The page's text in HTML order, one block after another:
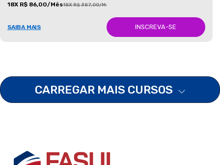
18X R$ 86,00/Mês18X R$ 387,00/Mês
SAIBA MAIS INSCREVA-SE
CARREGAR MAIS CURSOS